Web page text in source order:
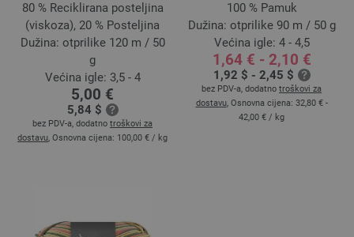
80 % Reciklirana posteljina
(viskoza), 20 % Posteljina
Dužina: otprilike 120 m / 50
g
Većina igle: 3,5 - 4
5,00 €
5,84 $
bez PDV-a, dodatno troškovi za
dostavu, Osnovna cijena: 100,00 € / kg
100 % Pamuk
Dužina: otprilike 90 m / 50 g
Većina igle: 4 - 4,5
1,64 € - 2,10 €
1,92 $ - 2,45 $
bez PDV-a, dodatno troškovi za
dostavu, Osnovna cijena: 32,80 € -
42,00 € / kg